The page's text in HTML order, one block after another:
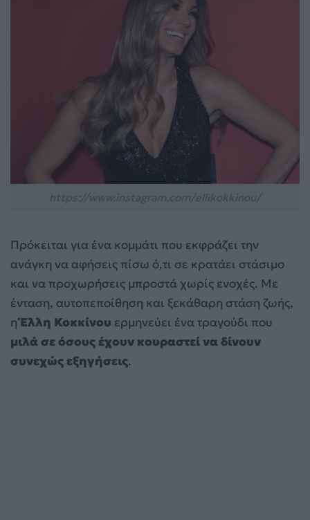
Πρόκειται για ένα κομμάτι που εκφράζει την
ανάγκη να αφήσεις πίσω ό,τι σε κρατάει στάσιμο
και να προχωρήσεις μπροστά χωρίς ενοχές. Με
ένταση, αυτοπεποίθηση και ξεκάθαρη στάση ζωής,
ηΈλλη Κοκκίνου ερμηνεύει ένα τραγούδι που
μιλά σε όσους έχουν κουραστεί να δίνουν
συνεχώς εξηγήσεις.